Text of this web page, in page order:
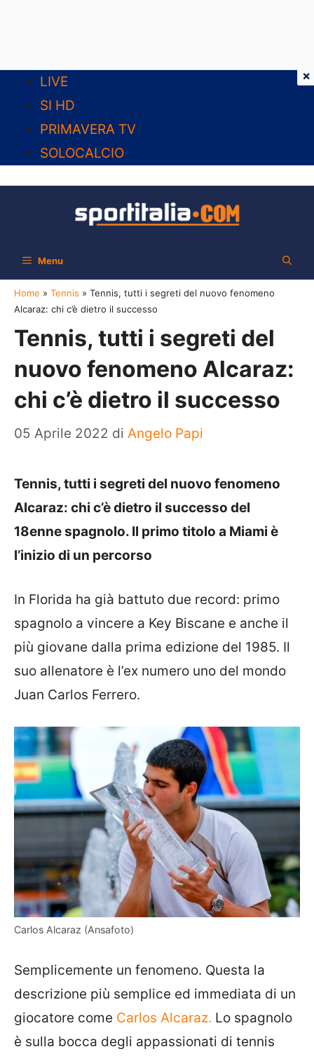
contenuto
LIVE
SI HD
PRIMAVERA TV
SOLOCALCIO
Menu
Home » Tennis » Tennis, tutti i segreti del nuovo fenomeno
Alcaraz: chi c’è dietro il successo
Tennis, tutti i segreti del
nuovo fenomeno Alcaraz:
chi c’è dietro il successo
05 Aprile 2022 di Angelo Papi
Tennis, tutti i segreti del nuovo fenomeno
Alcaraz: chi c’è dietro il successo del
18enne spagnolo. Il primo titolo a Miami è
l’inizio di un percorso
In Florida ha già battuto due record: primo
spagnolo a vincere a Key Biscane e anche il
più giovane dalla prima edizione del 1985. Il
suo allenatore è l’ex numero uno del mondo
Juan Carlos Ferrero.
Carlos Alcaraz (Ansafoto)
Semplicemente un fenomeno. Questa la
descrizione più semplice ed immediata di un
giocatore come Carlos Alcaraz. Lo spagnolo
è sulla bocca degli appassionati di tennis
×